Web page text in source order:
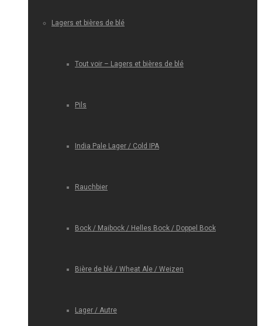
Lagers et bières de blé
Tout voir – Lagers et bières de blé
Pils
India Pale Lager / Cold IPA
Rauchbier
Bock / Maibock / Helles Bock / Doppel Bock
Bière de blé / Wheat Ale / Weizen
Lager / Autre